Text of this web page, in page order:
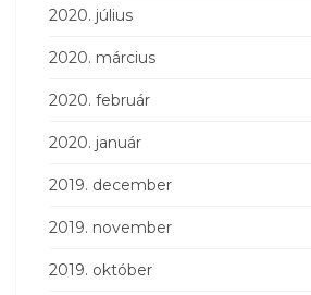
2020. július
2020. március
2020. február
2020. január
2019. december
2019. november
2019. október